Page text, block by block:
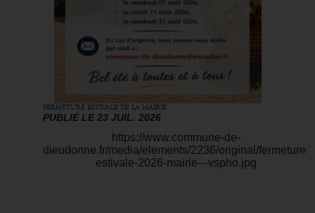
FERMETURE ESTIVALE DE LA MAIRIE
PUBLIÉ LE 23 JUIL. 2026
https://www.commune-de-
dieudonne.fr/media/elements/2236/original/fermeture-
estivale-2026-mairie---vspho.jpg